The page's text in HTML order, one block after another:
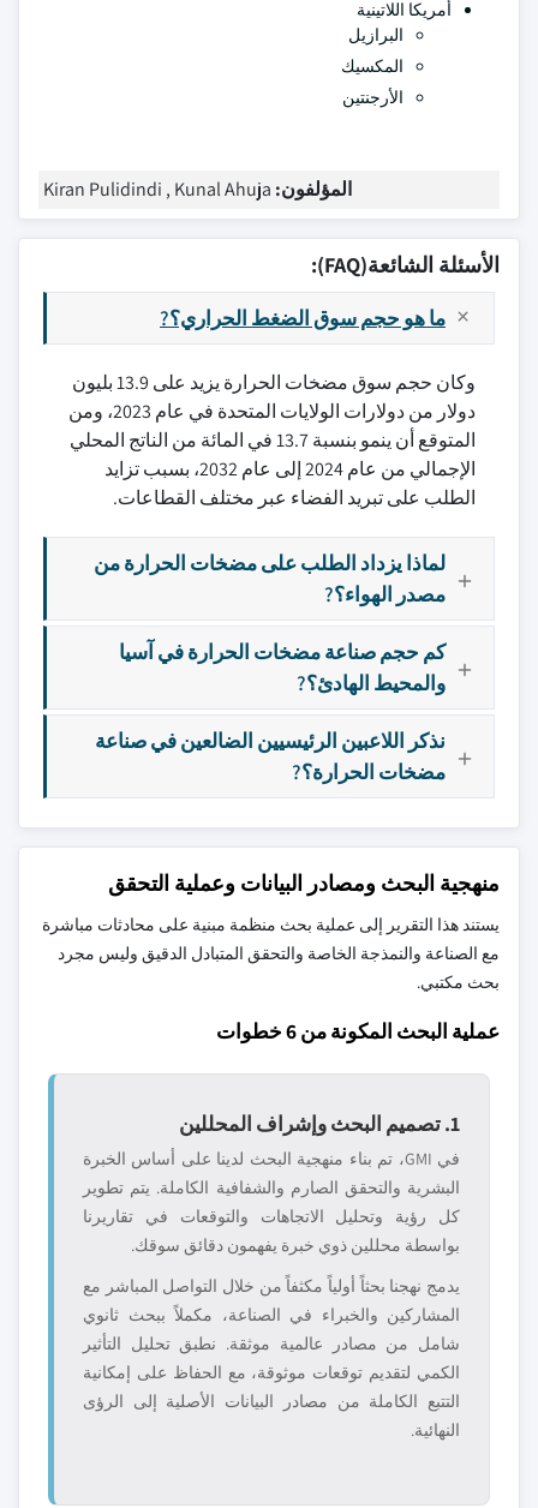
أمريكا اللاتينية
البرازيل
المكسيك
الأرجنتين
المؤلفون: Kiran Pulidindi , Kunal Ahuja
الأسئلة الشائعة(FAQ):
ما هو حجم سوق الضغط الحراري؟?
وكان حجم سوق مضخات الحرارة يزيد على 13.9 بليون
دولار من دولارات الولايات المتحدة في عام 2023، ومن
المتوقع أن ينمو بنسبة 13.7 في المائة من الناتج المحلي
الإجمالي من عام 2024 إلى عام 2032، بسبب تزايد
الطلب على تبريد الفضاء عبر مختلف القطاعات.
لماذا يزداد الطلب على مضخات الحرارة من
مصدر الهواء؟?
كم حجم صناعة مضخات الحرارة في آسيا
والمحيط الهادئ؟?
نذكر اللاعبين الرئيسيين الضالعين في صناعة
مضخات الحرارة؟?
منهجية البحث ومصادر البيانات وعملية التحقق
يستند هذا التقرير إلى عملية بحث منظمة مبنية على محادثات مباشرة
مع الصناعة والنمذجة الخاصة والتحقق المتبادل الدقيق وليس مجرد
بحث مكتبي.
عملية البحث المكونة من 6 خطوات
1. تصميم البحث وإشراف المحللين
في GMI، تم بناء منهجية البحث لدينا على أساس الخبرة
البشرية والتحقق الصارم والشفافية الكاملة. يتم تطوير
كل رؤية وتحليل الاتجاهات والتوقعات في تقاريرنا
بواسطة محللين ذوي خبرة يفهمون دقائق سوقك.
يدمج نهجنا بحثاً أولياً مكثفاً من خلال التواصل المباشر مع
المشاركين والخبراء في الصناعة، مكملاً ببحث ثانوي
شامل من مصادر عالمية موثقة. نطبق تحليل التأثير
الكمي لتقديم توقعات موثوقة، مع الحفاظ على إمكانية
التتبع الكاملة من مصادر البيانات الأصلية إلى الرؤى
النهائية.